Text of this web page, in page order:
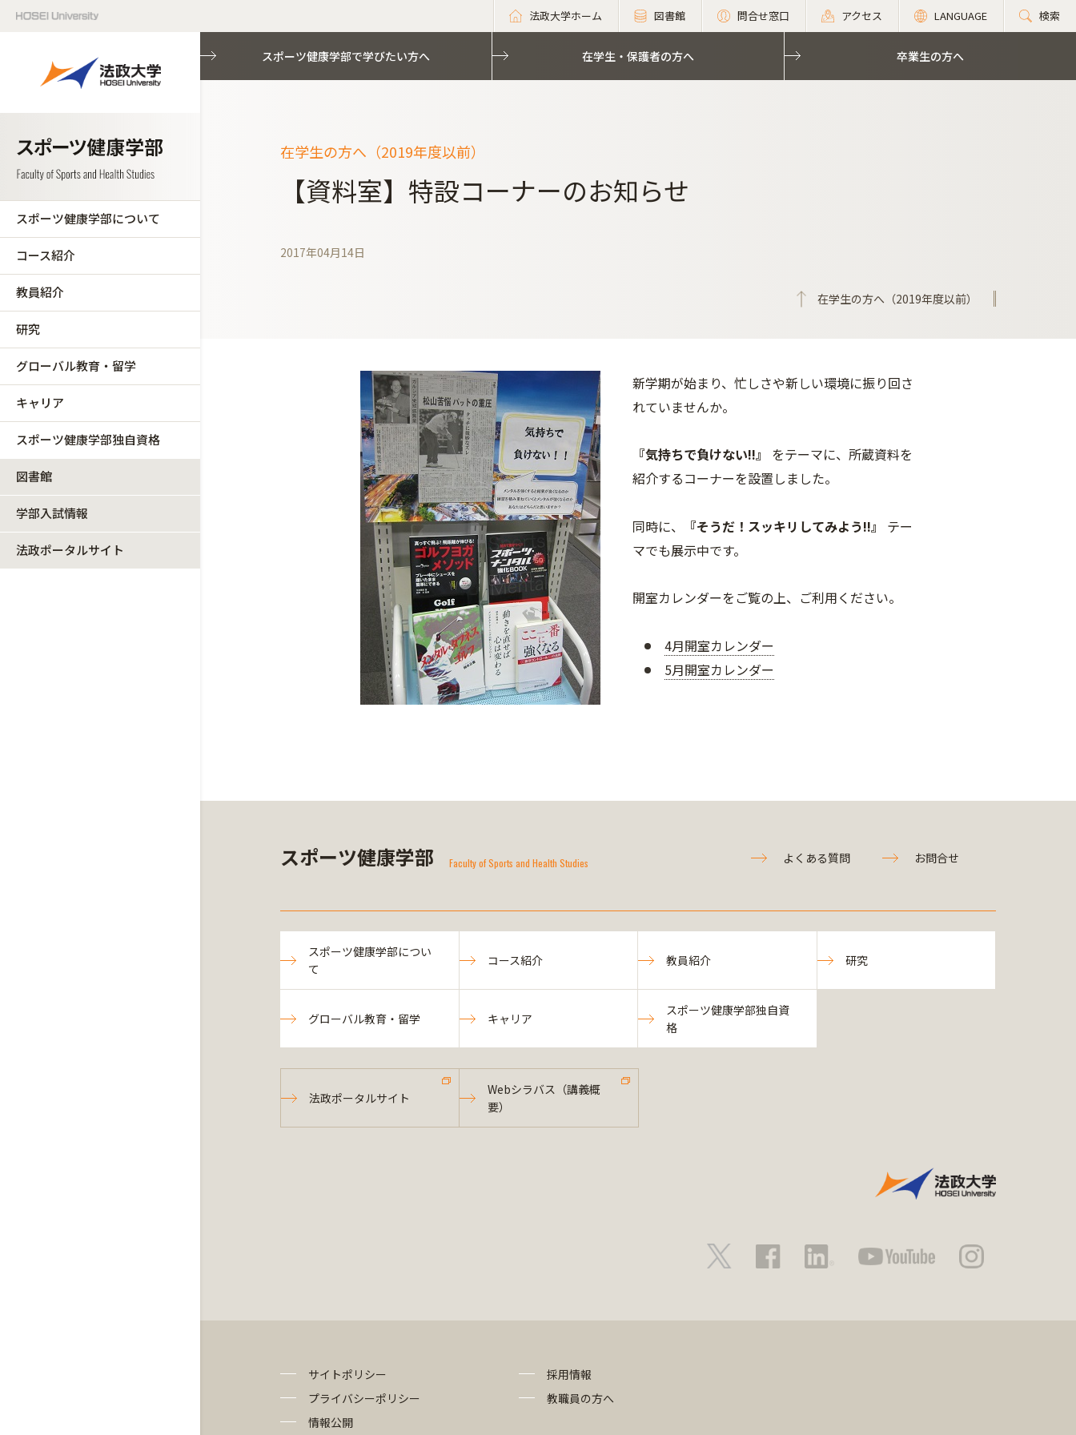
法政大学ホーム 図書館 問合せ窓口 アクセス LANGUAGE 検索
スポーツ健康学部について
コース紹介
教員紹介
研究
グローバル教育・留学
キャリア
スポーツ健康学部独自資格
図書館
学部入試情報
法政ポータルサイト
スポーツ健康学部で学びたい方へ 在学生・保護者の方へ 卒業生の方へ
在学生の方へ（2019年度以前）
【資料室】特設コーナーのお知らせ
2017年04月14日
在学生の方へ（2019年度以前）
新学期が始まり、忙しさや新しい環境に振り回さ
れていませんか。
『気持ちで負けない!!』
をテーマに、所蔵資料を
紹介するコーナーを設置しました。
同時に、 『そうだ！スッキリしてみよう!!』
テー
マでも展示中です。
開室カレンダーをご覧の上、ご利用ください。
4月開室カレンダー
5月開室カレンダー
スポーツ健康学部 Faculty of Sports and Health Studies よくある質問 お問合せ
スポーツ健康学部につい
て
コース紹介 教員紹介 研究
グローバル教育・留学 キャリア
スポーツ健康学部独自資
格
法政ポータルサイト
Webシラバス（講義概
要）
サイトポリシー
プライバシーポリシー
情報公開
採用情報
教職員の方へ